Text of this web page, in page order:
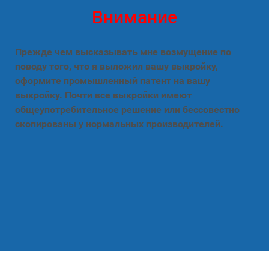
Внимание
Прежде чем высказывать мне возмущение по
поводу того, что я выложил вашу выкройку,
оформите промышленный патент на вашу
выкройку. Почти все выкройки имеют
общеупотребительное решение или бессовестно
скопированы у нормальных производителей.